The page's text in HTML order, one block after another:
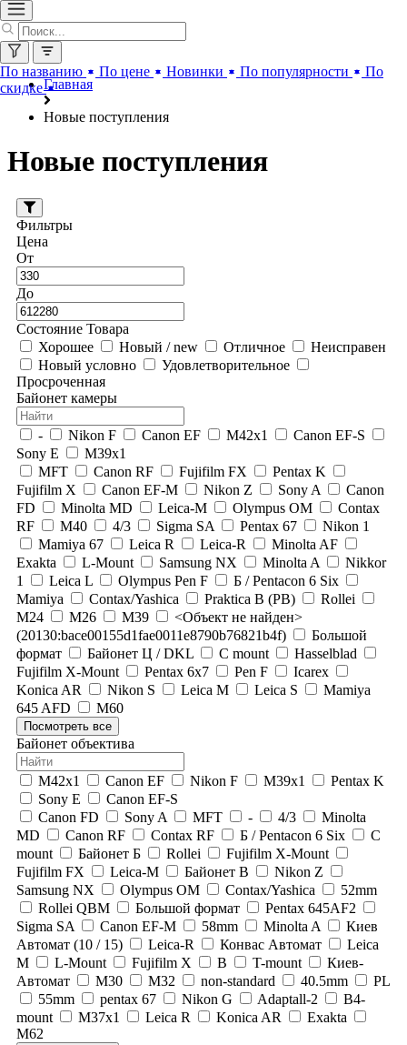
Главная
Новые поступления
По названию По цене Новинки По популярности
По
скидке
Новые поступления
Фильтры
Цена
От
До
Состояние Товара
Хорошее
Новый / new Отличное
Неисправен
Новый условно
Удовлетворительное
Просроченная
Байонет камеры
- Nikon F Canon EF M42x1
Canon EF-S
Sony E
M39x1
MFT
Canon RF Fujifilm FX
Pentax K
Fujifilm X
Canon EF-M Nikon Z Sony A
Canon
FD
Minolta MD Leica-M Olympus OM
Contax
RF
М40 4/3 Sigma SA Pentax 67
Nikon 1
Mamiya 67
Leica R Leica-R
Minolta AF
Exakta
L-Mount Samsung NX Minolta A
Nikkor
1
Leica L Olympus Pen F
Б / Pentacon 6 Six
Mamiya
Contax/Yashica Praktica B (PB)
Rollei
М24
М26 М39
<Объект не найден>
(20130:bace00155d1fae0011e8790b76821b4f)
Большой
формат
Байонет Ц / DKL C mount
Hasselblad
Fujifilm X-Mount
Pentax 6x7 Pen F
Icarex
Konica AR
Nikon S Leica M Leica S
Mamiya
645 AFD
М60
Посмотреть все
Байонет объектива
M42x1 Canon EF Nikon F M39x1
Pentax K
Sony E
Canon EF-S
Canon FD
Sony A MFT - 4/3
Minolta
MD
Canon RF Contax RF Б / Pentacon 6 Six
C
mount
Байонет Б Rollei
Fujifilm X-Mount
Fujifilm FX
Leica-M Байонет В
Nikon Z
Samsung NX
Olympus OM Contax/Yashica
52mm
Rollei QBM
Большой формат
Pentax 645AF2
Sigma SA
Canon EF-M 58mm Minolta A
Киев
Автомат (10 / 15)
Leica-R Конвас Автомат
Leica
M
L-Mount Fujifilm X В T-mount
Киев-
Автомат
М30 М32 non-standard 40.5mm
PL
55mm
pentax 67 Nikon G Adaptall-2
B4-
mount
M37x1 Leica R Konica AR
Exakta
М62